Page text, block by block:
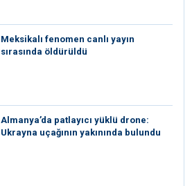
Meksikalı fenomen canlı yayın
sırasında öldürüldü
Almanya’da patlayıcı yüklü drone:
Ukrayna uçağının yakınında bulundu